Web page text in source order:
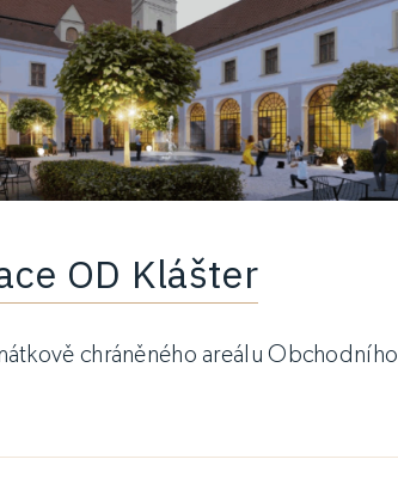
OD Klášter
chráněného areálu Obchodního